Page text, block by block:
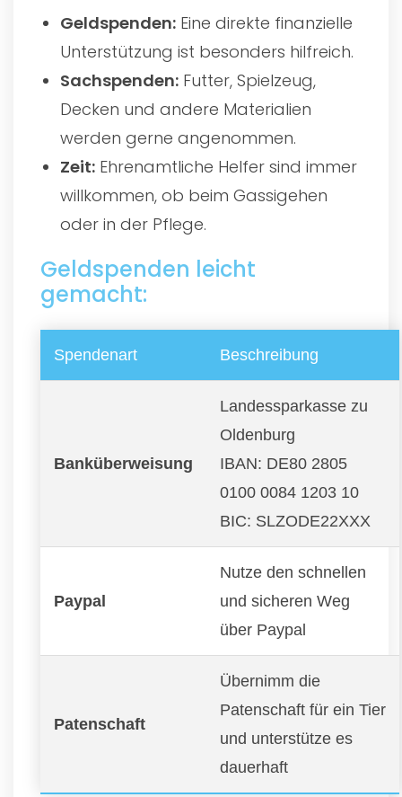
Geldspenden: Eine direkte finanzielle
Unterstützung ist besonders hilfreich.
Sachspenden: Futter, Spielzeug,
Decken und andere Materialien
werden gerne angenommen.
Zeit: Ehrenamtliche Helfer sind immer
willkommen, ob beim Gassigehen
oder in der Pflege.
Geldspenden leicht
gemacht:
Spendenart Beschreibung
Banküberweisung
Landessparkasse zu
Oldenburg
IBAN: DE80 2805
0100 0084 1203 10
BIC: SLZODE22XXX
Paypal
Nutze den schnellen
und sicheren Weg
über Paypal
Patenschaft
Übernimm die
Patenschaft für ein Tier
und unterstütze es
dauerhaft